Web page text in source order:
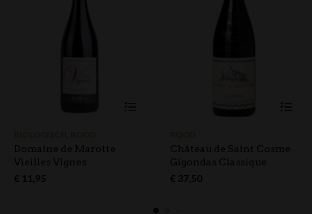
,
Domaine de Marotte
Vieilles Vignes
€ 11,95
Château de Saint Cosme
Gigondas Classique
€ 37,50